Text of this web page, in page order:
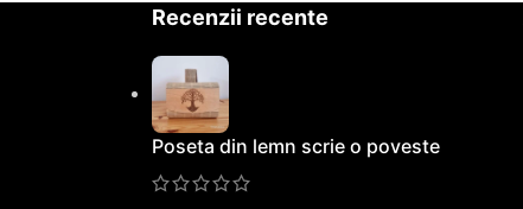
Recenzii recente
Poseta din lemn scrie o poveste